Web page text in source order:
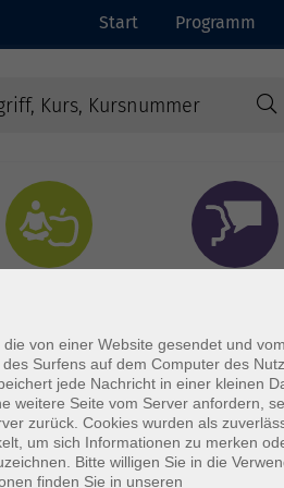
Start Programm
von einer Website gesendet und vom
Surfens auf dem Computer des
jede Nachricht in einer kleinen
weitere Seite vom Server anfordern,
zurück. Cookies wurden als
um sich Informationen zu merken
Bitte willigen Sie in die
finden Sie in unseren